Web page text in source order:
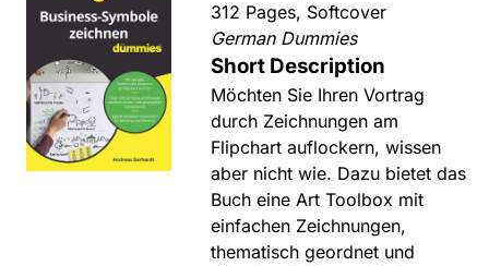
312 Pages, Softcover
German Dummies
Short Description
Möchten Sie Ihren Vortrag
durch Zeichnungen am
Flipchart auflockern, wissen
aber nicht wie. Dazu bietet das
Buch eine Art Toolbox mit
einfachen Zeichnungen,
thematisch geordnet und